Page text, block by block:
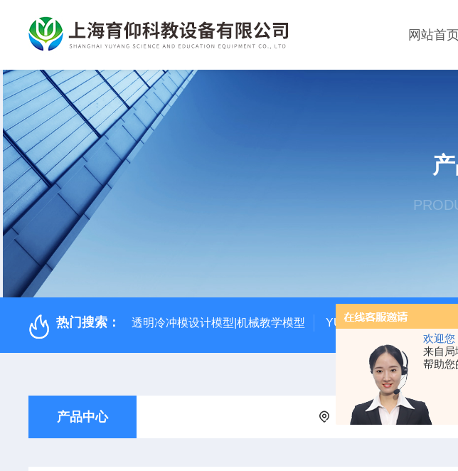
欢迎您
来自局
帮助您
网站首页
热门搜索： 透明冷冲模设计模型|机械教学模型 YUY-HJ520好氧堆肥实验
产品中心 当前位置：首页 产品